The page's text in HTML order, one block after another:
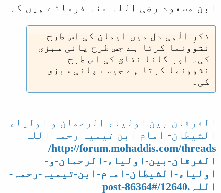
ابن مسعود رضی اللہ عنہ فرماتے ہیں کہ
ذکرِ الٰہی دل میں ایمان کی اس طرح
نشوونما کرتا ہے جس طرح پانی سبزی
کی۔ اور گانا نفاق کی اس طرح
نشوونما کرتا ہے جیسے پانی سبزی
کی۔
الفرقان بین اولیاء الرحمان و اولیاء
الشیطان- امام ابن تیمیہ رحمہ اللہ
http://forum.mohaddis.com/threads/
الفرقان-بین-اولیاء-الرحمان-و-
اولیاء-الشیطان-امام-ابن-تیمیہ-رحمہ-
اللہ.12640/#post-86364